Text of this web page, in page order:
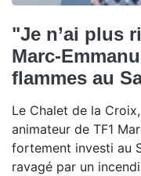
"Je n’ai plus
Marc-
flammes au
Le Chalet de la
animateur de TF1
fortement investi au
ravagé par un